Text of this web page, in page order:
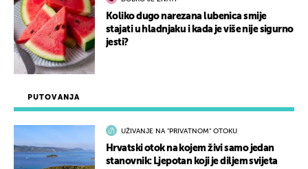
PUTOVANJA
UŽIVANJE NA "PRIVATNOM" OTOKU
Hrvatski otok na kojem živi samo jedan
stanovnik: Ljepotan koji je diljem svijeta
Koliko dugo narezana lubenica smije
stajati u hladnjaku i kada je više nije sigurno
jesti?